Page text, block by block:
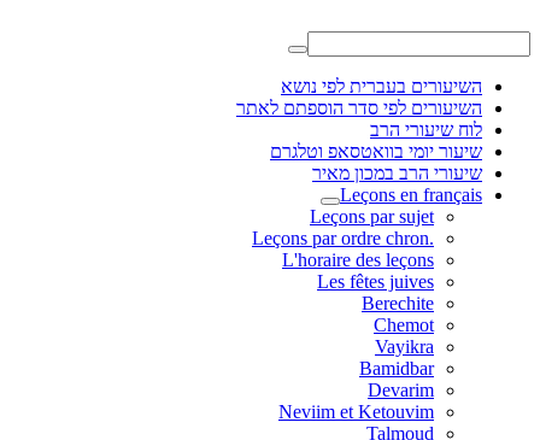
השיעורים בעברית לפי נושא
השיעורים לפי סדר הוספתם לאתר
לוח שיעורי הרב
שיעור יומי בוואטסאפ וטלגרם
שיעורי הרב במכון מאיר
Leçons en français
Leçons par sujet
.Leçons par ordre chron
L'horaire des leçons
Les fêtes juives
Berechite
Chemot
Vayikra
Bamidbar
Devarim
Neviim et Ketouvim
Talmoud